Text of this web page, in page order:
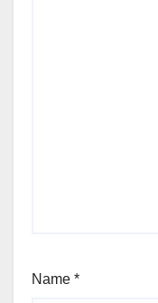
Name *